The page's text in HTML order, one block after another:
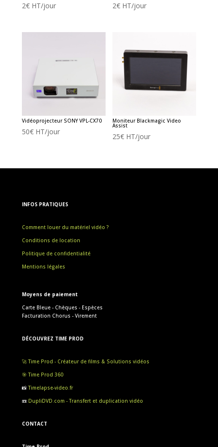
2€HT/jour 2€ HT/jour
Vidéoprojecteur SONY VPL-CX70
50€HT/jour
Moniteur Blackmagic Video
Assist
25€ HT/jour
INFOS PRATIQUES
Comment louer du matériel vidéo ?
Conditions de location
Politique de confidentialité
Mentions légales
Moyens de paiement
Carte Bleue - Chèques - Espèces
Facturation Chorus - Virement
DÉCOUVREZ TIME PROD
🚀 Time Prod - Créateur de films & Solutions vidéos
🎯 Time Prod 360
📸Timelapse-video.fr
📼 DupliDVD.com - Transfert et duplication vidéo
CONTACT